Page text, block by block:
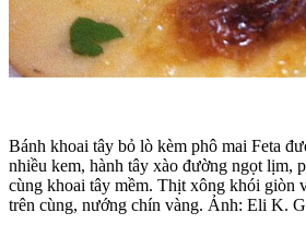
Bánh khoai tây bỏ lò kèm phô mai Feta
nhiều kem, hành tây xào đường ngọt lịm,
cùng khoai tây mềm. Thịt xông khói giòn
trên cùng, nướng chín vàng. Ảnh: Eli K.